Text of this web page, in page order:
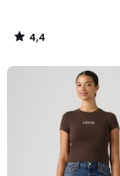
4,4
/